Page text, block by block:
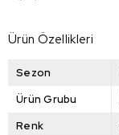
Ürün Özellikleri
Sezon
Ürün Grubu
Renk